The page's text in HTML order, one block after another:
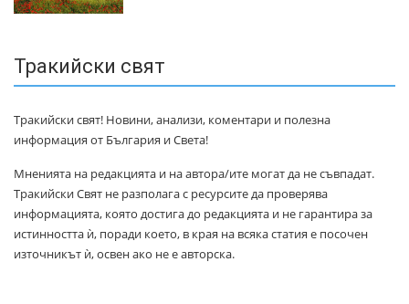
Тракийски свят
Тракийски свят! Новини, анализи, коментари и полезна
информация от България и Света!
Мненията на редакцията и на автора/ите могат да не съвпадат.
Тракийски Свят не разполага с ресурсите да проверява
информацията, която достига до редакцията и не гарантира за
истинността ѝ, поради което, в края на всяка статия е посочен
източникът ѝ, освен ако не е авторска.